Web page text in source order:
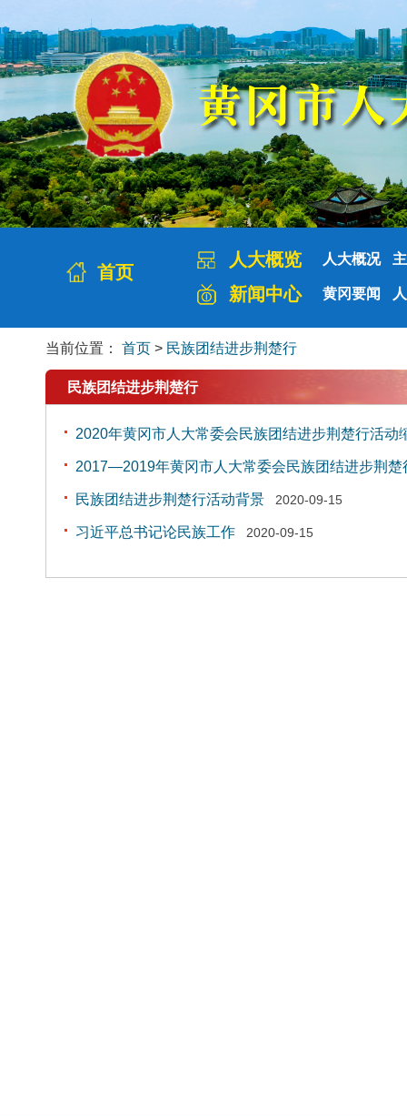
首页
人大概览 人大概况
新闻中心 黄冈要闻
当前位置： 首页 > 民族团结进步荆楚行
民族团结进步荆楚行
2020年黄冈市人大常委会民族团结进步荆楚行活动
2017—2019年黄冈市人大常委会民族团结进步荆楚
民族团结进步荆楚行活动背景 2020-09-15
习近平总书记论民族工作 2020-09-15